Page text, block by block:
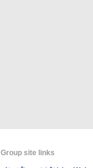
Group site links